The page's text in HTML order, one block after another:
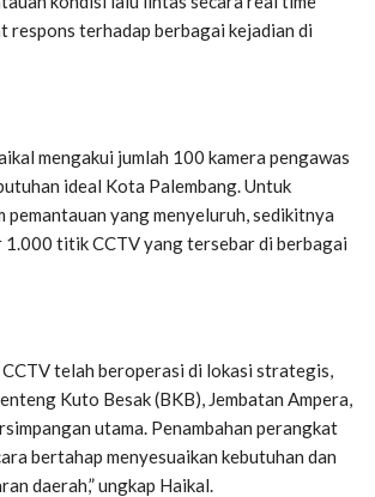
respons terhadap berbagai kejadian di
mengakui jumlah 100 kamera pengawas
ideal Kota Palembang. Untuk
pemantauan yang menyeluruh, sedikitnya
1.000 titik CCTV yang tersebar di berbagai
CCTV telah beroperasi di lokasi strategis,
Kuto Besak (BKB), Jembatan Ampera,
utama. Penambahan perangkat
bertahap menyesuaikan kebutuhan dan
daerah,”ungkap Haikal.